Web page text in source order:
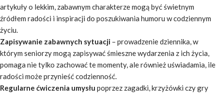
artykuły o lekkim, zabawnym charakterze mogą być świetnym
źródłem radości i inspiracji do poszukiwania humoru w codziennym
życiu.
Zapisywanie zabawnych sytuacji – prowadzenie dziennika, w
którym seniorzy mogą zapisywać śmieszne wydarzenia z ich życia,
pomaga nie tylko zachować te momenty, ale również uświadamia, ile
radości może przynieść codzienność.
Regularne ćwiczenia umysłu poprzez zagadki, krzyżówki czy gry